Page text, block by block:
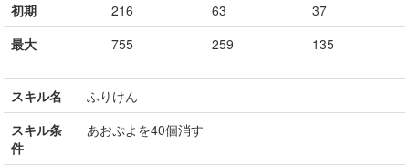
初期
216 63
37
最大
755 259 135
スキル名
ふりけん
スキル条
件
あおぷよを40個消す